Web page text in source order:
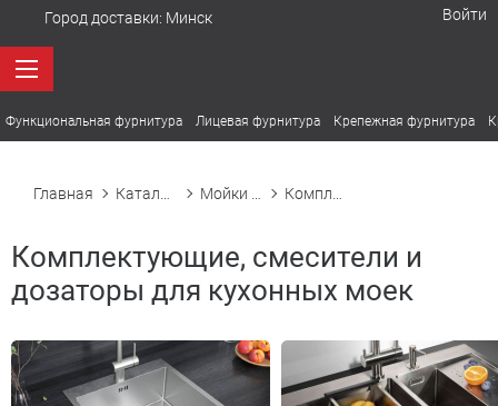
Город доставки: Минск Войти
Функциональная фурнитура Лицевая фурнитура Крепежная фурнитура
Главная
Комплектующие, смесители и
дозаторы для кухонных моек